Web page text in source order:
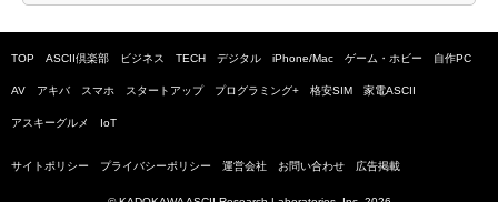
TOP ASCII倶楽部 ビジネス TECH デジタル iPhone/Mac ゲーム・ホビー 自作PC
AV アキバ スマホ スタートアップ プログラミング+ 格安SIM 家電ASCII
アスキーグルメ IoT
サイトポリシー プライバシーポリシー 運営会社 お問い合わせ 広告掲載